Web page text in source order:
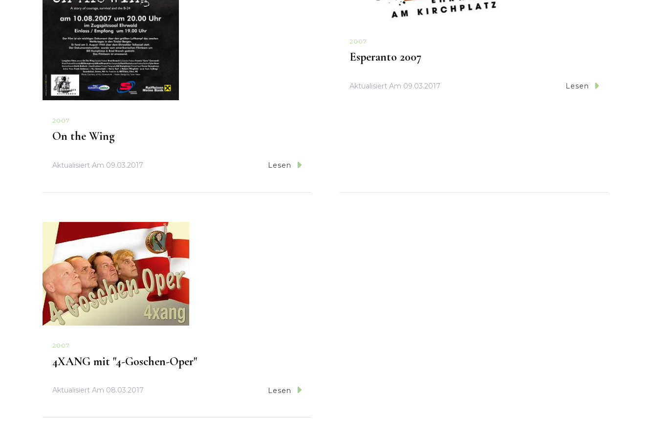
2007
On the Wing
Aktualisiert Am 09.03.2017 Lesen
2007
Esperanto 2007
Aktualisiert Am 09.03.2017 Lesen
2007
4XANG mit "4-Goschen-Oper"
Aktualisiert Am 08.03.2017 Lesen